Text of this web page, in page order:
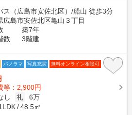
ス（広島市安佐北区）/船山 徒歩3分
広島市安佐北区亀山３丁目
築7年
数
3階建
パノラマ 写真充実 無料オンライン相談可
等：2,900円
し 礼
6万
48.5㎡